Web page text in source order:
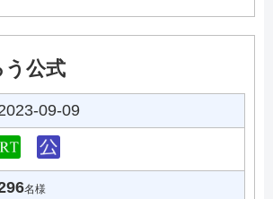
公式
09-09
名様